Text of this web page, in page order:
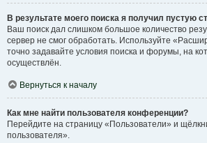
В результате моего поиска я получил пустую
Ваш поиск дал слишком большое количество
сервер не смог обработать. Используйте
точно задавайте условия поиска и форумы, на
осуществлён.
Вернуться к началу
Как мне найти пользователя конференции?
Перейдите на страницу «Пользователи» и
пользователя».